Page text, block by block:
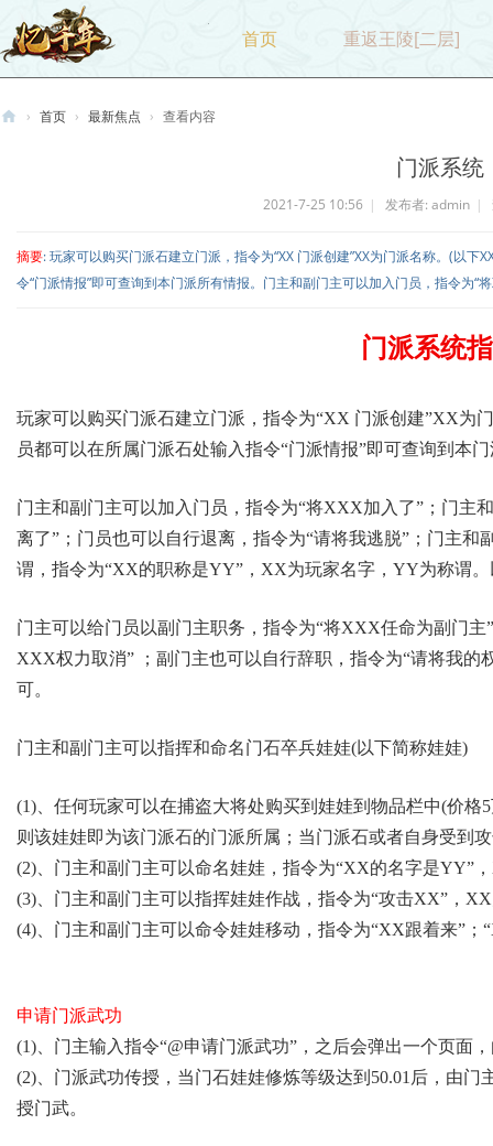
首页 重返王陵[二层]
› 首页 › 最新焦点 › 查看内容
门派系统
2021-7-25 10:56 | 发布者: admin |
摘要: 玩家可以购买门派石建立门派，指令为“XX 门派创建”XX为门派名称。(以
令“门派情报”即可查询到本门派所有情报。门主和副门主可以加入门员，指令为“
门派系统
玩家可以购买门派石建立门派，指令为“XX 门派创建”XX为
员都可以在所属门派石处输入指令“门派情报”即可查询到本
门主和副门主可以加入门员，指令为“将XXX加入了”；门主
离了”；门员也可以自行退离，指令为“请将我逃脱”；门主
谓，指令为“XX的职称是YY”，XX为玩家名字，YY为称谓
门主可以给门员以副门主职务，指令为“将XXX任命为副门
XXX权力取消” ；副门主也可以自行辞职，指令为“请将我的
可。
门主和副门主可以指挥和命名门石卒兵娃娃(以下简称娃娃)
(1)、任何玩家可以在捕盗大将处购买到娃娃到物品栏中(价
则该娃娃即为该门派石的门派所属；当门派石或者自身受到
(2)、门主和副门主可以命名娃娃，指令为“XX的名字是YY”
(3)、门主和副门主可以指挥娃娃作战，指令为“攻击XX”，
(4)、门主和副门主可以命令娃娃移动，指令为“XX跟着来”
申请门派武功
(1)、门主输入指令“@申请门派武功”，之后会弹出一个页面
(2)、门派武功传授，当门石娃娃修炼等级达到50.01后，由门
授门武。